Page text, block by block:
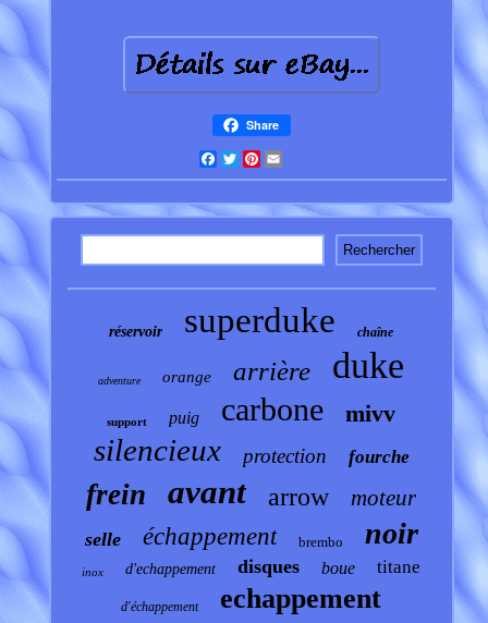
Share
Facebook
TwitterPinterest
réservoir superduke chaîne
adventure orange arrière duke
support puig carbone mivv
silencieux protection fourche
frein avant arrow moteur
selle échappement brembo noir
inox d'echappement disques boue titane
d'échappement echappement